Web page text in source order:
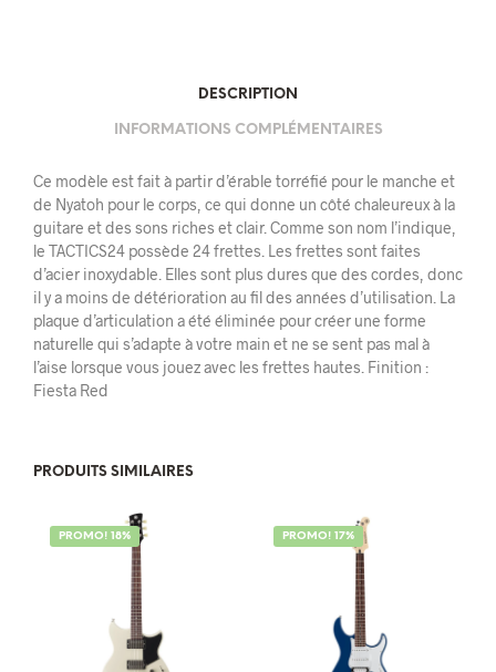
DESCRIPTION
INFORMATIONS COMPLÉMENTAIRES
Ce modèle est fait à partir d’érable torréfié pour le manche et
de Nyatoh pour le corps, ce qui donne un côté chaleureux à la
guitare et des sons riches et clair. Comme son nom l’indique,
le TACTICS24 possède 24 frettes. Les frettes sont faites
d’acier inoxydable. Elles sont plus dures que des cordes, donc
il y a moins de détérioration au fil des années d’utilisation. La
plaque d’articulation a été éliminée pour créer une forme
naturelle qui s’adapte à votre main et ne se sent pas mal à
l’aise lorsque vous jouez avec les frettes hautes. Finition :
Fiesta Red
PRODUITS SIMILAIRES
PROMO! 18% PROMO! 17%